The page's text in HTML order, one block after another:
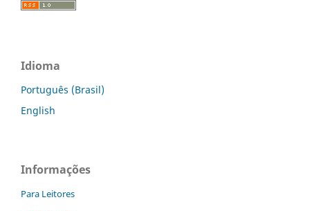
Idioma
Português (Brasil)
English
Informações
Para Leitores